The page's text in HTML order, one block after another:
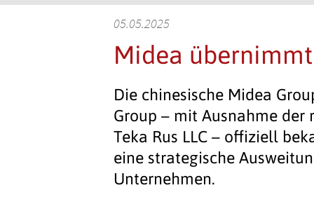
05.05.2025
Midea
Die chinesische Midea
Group – mit Ausnahme der
Teka Rus LLC – offiziell
eine strategische
Unternehmen.